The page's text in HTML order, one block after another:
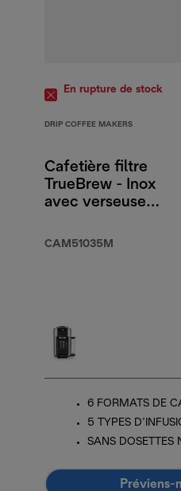
En rupture de stock
DRIP COFFEE MAKERS
Cafetière filtre
TrueBrew - Inox
avec verseuse
CAM51035M
CAM51035M
6 FORMATS DE
5 TYPES
SANS DOSETTES
Préviens-